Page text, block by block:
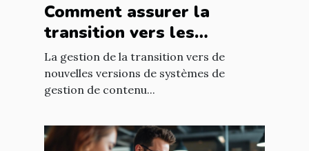
Comment assurer la
transition vers les
nouvelles versions de
systèmes de gestion de
contenu ?
La gestion de la transition vers de
nouvelles versions de systèmes de
gestion de contenu...